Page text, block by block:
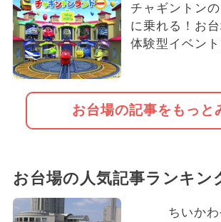
チャギントン
に乗れる！お
体験型イベン
お台場の記事をもっと
お台場の人気記事ランキン
ちいか